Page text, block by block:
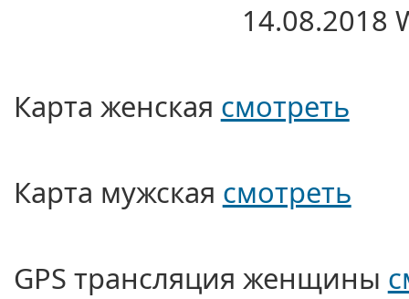
14.08.2018
Карта женская смотреть
Карта мужская смотреть
GPS трансляция женщины